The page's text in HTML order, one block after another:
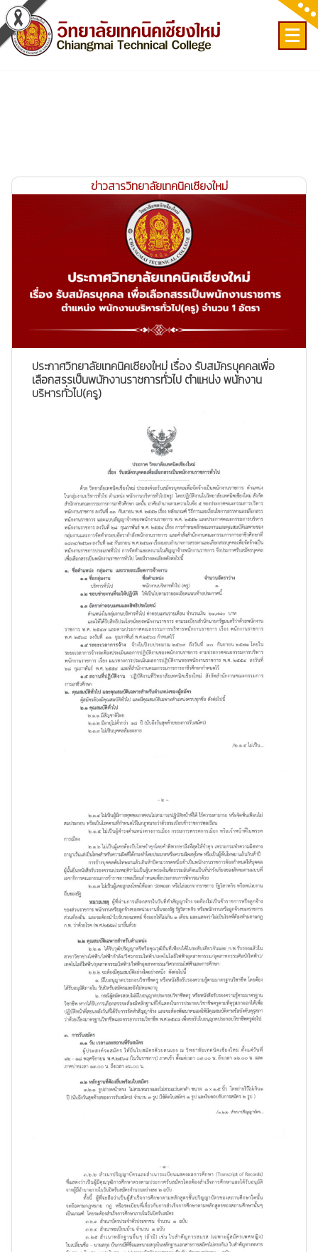
Skip
to
content
ข่าวสารวิทยาลัยเทคนิคเชียงใหม่
ประกาศวิทยาลัยเทคนิคเชียงใหม่ เรื่อง รับสมัครบุคคลเพื่อ
เลือกสรรเป็นพนักงานราชการทั่วไป ตำแหน่ง พนักงาน
บริหารทั่วไป(ครู)